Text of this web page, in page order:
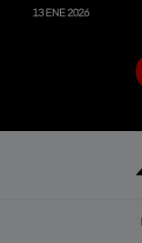
13 ENE 2026